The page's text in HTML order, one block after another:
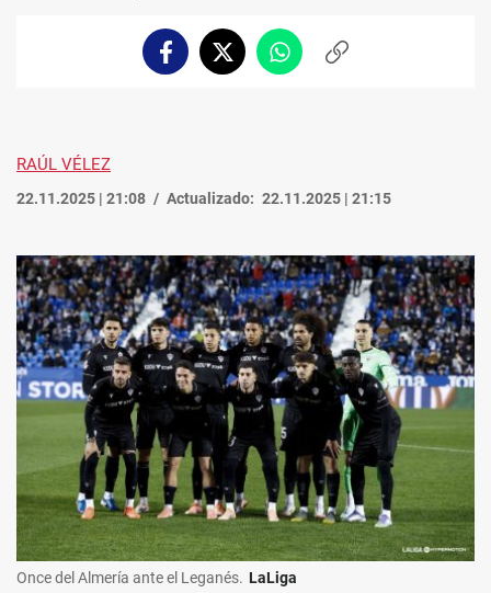
FacebookTwitterWhatsappCopiar
RAÚL VÉLEZ
22.11.2025 | 21:08 Actualizado: 22.11.2025 | 21:15
Once del Almería ante el Leganés. LaLiga